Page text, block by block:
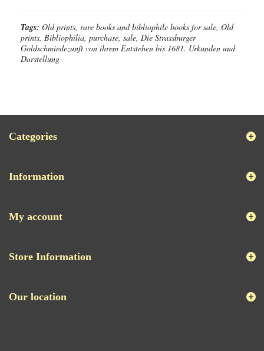
Tags: Old prints, rare books and bibliophile books for sale, Old
prints, Bibliophilia, purchase, sale, Die Strassburger
Goldschmiedezunft von ihrem Entstehen bis 1681. Urkunden und
Darstellung
Categories
Information
My account
Store Information
Our location